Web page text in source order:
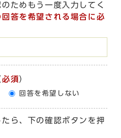
ためもう一度入力してく
回答を希望される場合に必
必須）
回答を希望しない
ら、下の確認ボタンを押